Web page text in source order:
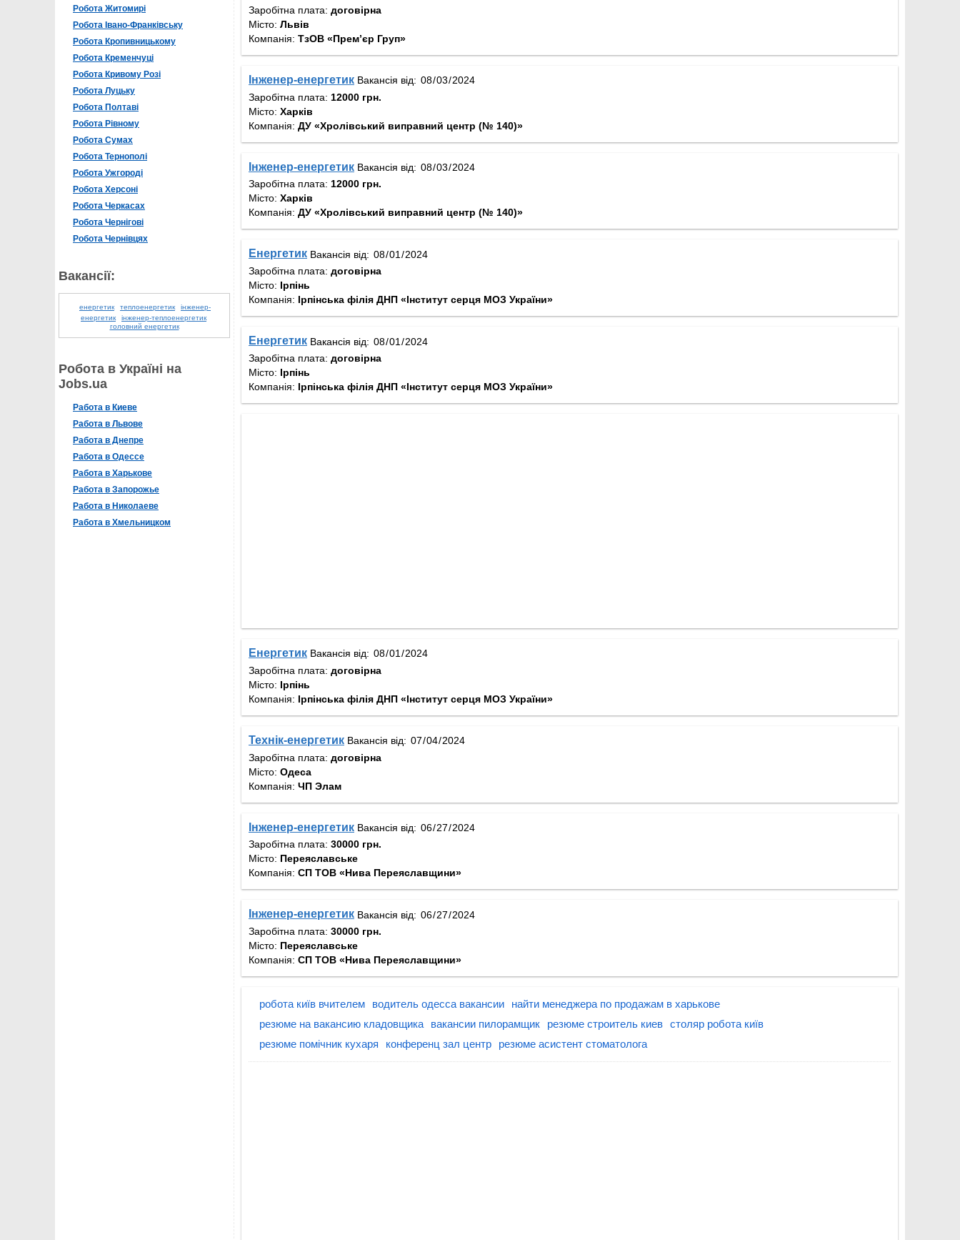
Робота Житомирі
Робота Івано-Франківську
Робота Кропивницькому
Робота Кременчуці
Робота Кривому Розі
Робота Луцьку
Робота Полтаві
Робота Рівному
Робота Сумах
Робота Тернополі
Робота Ужгороді
Робота Херсоні
Робота Черкасах
Робота Чернігові
Робота Чернівцях
Вакансії:
енергетик теплоенергетик
інженер-
енергетик
інженер-теплоенергетик
головний енергетик
Робота в Україні на
Jobs.ua
Работа в Киеве
Работа в Львове
Работа в Днепре
Работа в Одессе
Работа в Харькове
Работа в Запорожье
Работа в Николаеве
Работа в Хмельницком
Заробітна плата: договірна
Місто: Львів
Компанія: ТзОВ «Прем’єр Груп»
Інженер-енергетик Вакансія від:
Заробітна плата: 12000 грн.
Місто: Харків
Компанія: ДУ «Хролівський виправний центр (№ 140)»
Інженер-енергетик Вакансія від:
Заробітна плата: 12000 грн.
Місто: Харків
Компанія: ДУ «Хролівський виправний центр (№ 140)»
Енергетик Вакансія від:
Заробітна плата: договірна
Місто: Ірпінь
Компанія: Ірпінська філія ДНП «Інститут серця МОЗ України»
Енергетик Вакансія від:
Заробітна плата: договірна
Місто: Ірпінь
Компанія: Ірпінська філія ДНП «Інститут серця МОЗ України»
Енергетик Вакансія від:
Заробітна плата: договірна
Місто: Ірпінь
Компанія: Ірпінська філія ДНП «Інститут серця МОЗ України»
Технік-енергетик Вакансія від:
Заробітна плата: договірна
Місто: Одеса
Компанія: ЧП Элам
Інженер-енергетик Вакансія від:
Заробітна плата: 30000 грн.
Місто: Переяславське
Компанія: СП ТОВ «Нива Переяславщини»
Інженер-енергетик Вакансія від:
Заробітна плата: 30000 грн.
Місто: Переяславське
Компанія: СП ТОВ «Нива Переяславщини»
робота київ вчителем водитель одесса вакансии
найти менеджера по продажам в харькове
резюме на вакансию кладовщика
вакансии пилорамщик резюме строитель киев столяр робота київ
резюме помічник кухаря
конференц зал центр резюме асистент стоматолога